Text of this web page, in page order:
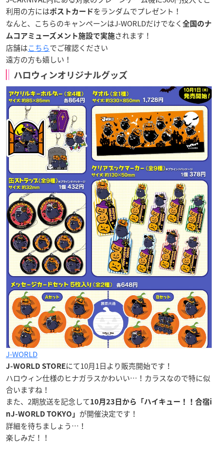
利用の方にはポストカードをランダムでプレゼント！
なんと、こちらのキャンペーンはJ-WORLDだけでなく 全国のナ
ムコアミューズメント施設で実施されます！
店舗はこちらでご確認ください
遠方の方も嬉しい！
ハロウィンオリジナルグッズ
J-WORLD
J-WORLD STOREにて10月1日より販売開始です！
ハロウィン仕様のヒナガラスかわいい…！カラスなので特に似
合いますね！
また、2期放送を記念して10月23日から「ハイキュー！！合宿i
nJ-WORLD TOKYO」 が開催決定です！
詳細を待ちましょう…！
楽しみだ！！